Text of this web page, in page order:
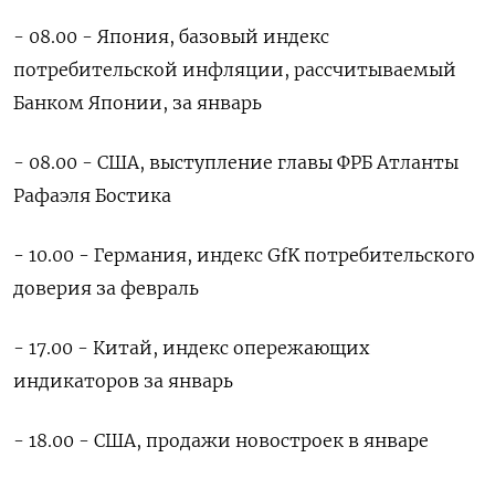
- 08.00 - Япония, базовый индекс
потребительской инфляции, рассчитываемый
Банком Японии, за январь
- 08.00 - США, выступление главы ФРБ Атланты
Рафаэля Бостика
- 10.00 - Германия, индекс GfK потребительского
доверия за февраль
- 17.00 - Китай, индекс опережающих
индикаторов за январь
- 18.00 - США, продажи новостроек в январе